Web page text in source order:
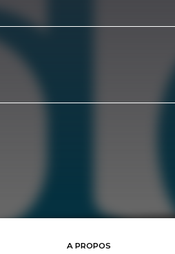
A PROPOS